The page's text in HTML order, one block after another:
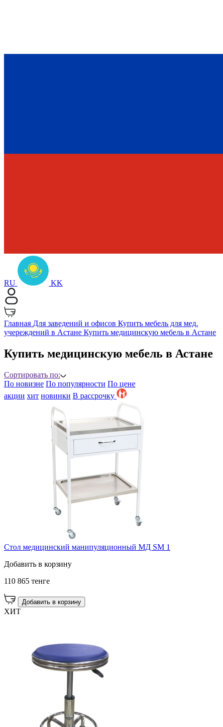
RU KK
Главная Для заведений и офисов Купить мебель для мед.
учереждений в Астане Купить медицинскую мебель в Астане
Купить медицинскую мебель в Астане
Сортировать по:
По новизне По популярности По цене
акции хит новинки B рассрочку
Стол медицинский манипуляционный МД SM 1
Добавить в корзину
110 865 тенге
Добавить в корзину
ХИТ